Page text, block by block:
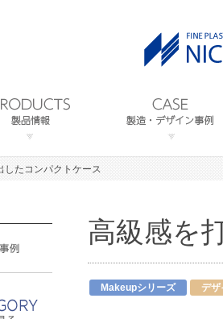
したコンパクトケース
高級感を
Makeupシリーズ デ